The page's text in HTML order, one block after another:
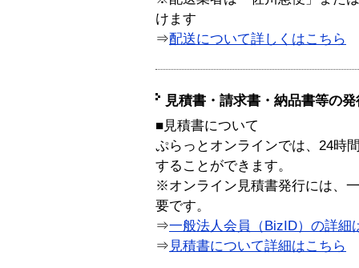
けます
⇒配送について詳しくはこちら
見積書・請求書・納品書等の
■見積書について
ぷらっとオンラインでは、24時
することができます。
※オンライン見積書発行には、
要です。
⇒一般法人会員（BizID）の詳細
⇒ 見積書について詳細はこちら